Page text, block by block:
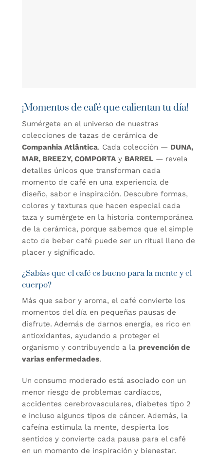
¡Momentos de café que calientan tu día!
Sumérgete en el universo de nuestras
colecciones de tazas de cerámica de
Companhia Atlântica. Cada colección — DUNA,
MAR, BREEZY, COMPORTA y BARREL — revela
detalles únicos que transforman cada
momento de café en una experiencia de
diseño, sabor e inspiración. Descubre formas,
colores y texturas que hacen especial cada
taza y sumérgete en la historia contemporánea
de la cerámica, porque sabemos que el simple
acto de beber café puede ser un ritual lleno de
placer y significado.
¿Sabías que el café es bueno para la mente y el
cuerpo?
Más que sabor y aroma, el café convierte los
momentos del día en pequeñas pausas de
disfrute. Además de darnos energía, es rico en
antioxidantes, ayudando a proteger el
organismo y contribuyendo a la prevención de
varias enfermedades.
Un consumo moderado está asociado con un
menor riesgo de problemas cardíacos,
accidentes cerebrovasculares, diabetes tipo 2
e incluso algunos tipos de cáncer. Además, la
cafeína estimula la mente, despierta los
sentidos y convierte cada pausa para el café
en un momento de inspiración y bienestar.